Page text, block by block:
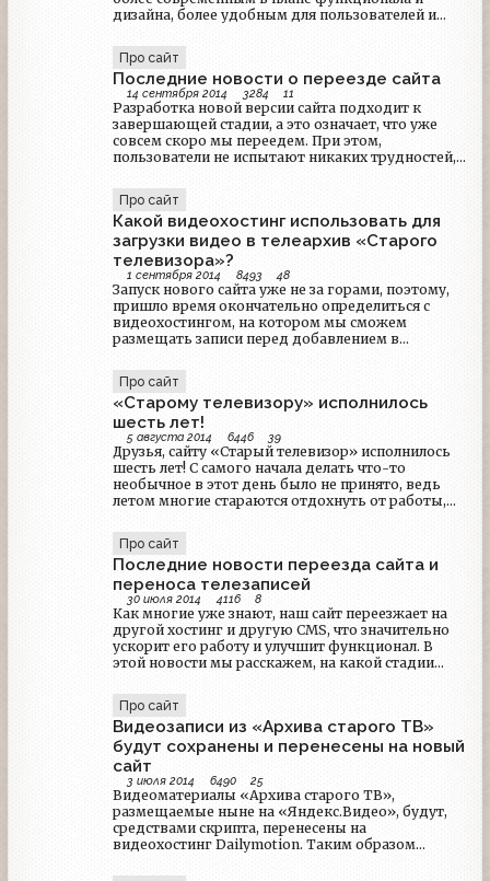
дизайна, более удобным для пользователей и
Про сайт
Последние новости о переезде сайта
14 сентября 2014 3284 11
Разработка новой версии сайта подходит к
завершающей стадии, а это означает, что уже
совсем скоро мы переедем. При этом,
пользователи не испытают никаких трудностей,
staroetv.su, а старая версия по ссылке —
staroetv.ucoz.ru. В следующей новости
рассказывающей о ходе работ, будет
представлен дизайн и описан функционал
нового «Старого телевизора».
Про сайт
Какой видеохостинг использовать для
загрузки видео в телеархив «Старого
телевизора»?
1 сентября 2014 8493 48
Запуск нового сайта уже не за горами, поэтому,
пришло время окончательно определиться с
видеохостингом, на котором мы сможем
размещать записи перед добавлением в
рекомендуемый ранее, нам скорее не подойдет.
В данный момент, наиболее подходящим
вариантом является «ВКонтакте».Почему не
Dailymotion или YouTube?Администрации
хостингов Dailymotion и YouTube удаляют (во
всяком случае, угрожают удалить) аккаунт и все
размещенные видео в случае «нарушения
авторских прав», в связи с принципами этих
сайтов.
Про сайт
«Старому телевизору» исполнилось
шесть лет!
5 августа 2014 6446 39
Друзья, сайту «Старый телевизор» исполнилось
шесть лет! С самого начала делать что-то
необычное в этот день было не принято, ведь
летом многие стараются отдохнуть от работы,
Однако летние месяцы всегда были тем
периодом, когда есть время подумать над тем,
как улучшить сайт и повысить удобство
пользования телеархивом, этот год не стал
исключением.
Про сайт
Последние новости переезда сайта и
переноса телезаписей
30 июля 2014 4116 8
Как многие уже знают, наш сайт переезжает на
другой хостинг и другую CMS, что значительно
ускорит его работу и улучшит функционал. В
этой новости мы расскажем, на какой стадии
обсуждения алгоритм переноса видео и аудио
материалов с ЯндексВидео.Переезд сайтаНа
новое место уже перенесены база пользователей,
материалы разделов «новости» и «статьи».
Про сайт
Видеозаписи из «Архива старого ТВ»
будут сохранены и перенесены на новый
сайт
3 июля 2014 6490 25
Видеоматериалы «Архива старого ТВ»,
размещаемые ныне на «Яндекс.Видео», будут,
средствами скрипта, перенесены на
видеохостинг Dailymotion. Таким образом
который мы собирали несколько лет.